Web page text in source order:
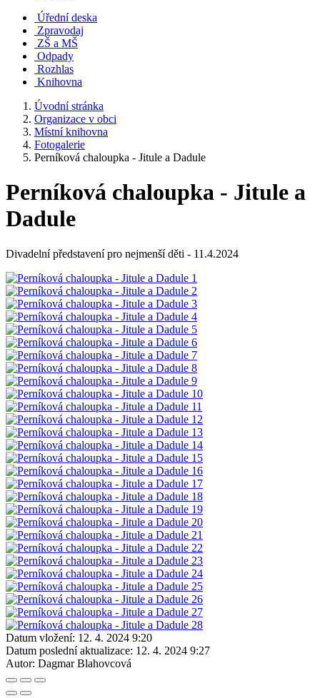
Úřední deska
Zpravodaj
ZŠ a MŠ
Odpady
Rozhlas
Knihovna
Úvodní stránka
Organizace v obci
Místní knihovna
Fotogalerie
Perníková chaloupka - Jitule a Dadule
Perníková chaloupka - Jitule a
Dadule
Divadelní představení pro nejmenší děti - 11.4.2024
Datum vložení: 12. 4. 2024 9:20
Datum poslední aktualizace: 12. 4. 2024 9:27
Autor: Dagmar Blahovcová